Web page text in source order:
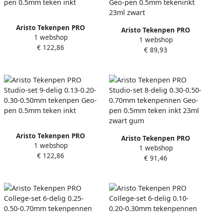
Aristo Tekenpen PRO
Studio-set 9-delig 0.18-0.25-
0.35-0.50mm tekenpen Geo-
1 webshop
€ 122,86
Aristo Tekenpen PRO
College-set 6-delig 0.35-
0.50-0.70mm tekenpennen
1 webshop
€ 89,93
Aristo Tekenpen PRO
Studio-set 9-delig 0.13-0.20-
0.30-0.50mm tekenpen Geo-
1 webshop
€ 122,86
Aristo Tekenpen PRO
Studio-set 8-delig 0.30-0.50-
0.70mm tekenpennen Geo-
1 webshop
€ 91,46